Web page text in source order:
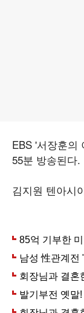
EBS '서장훈의
55분 방송된다.
김지원 텐아시